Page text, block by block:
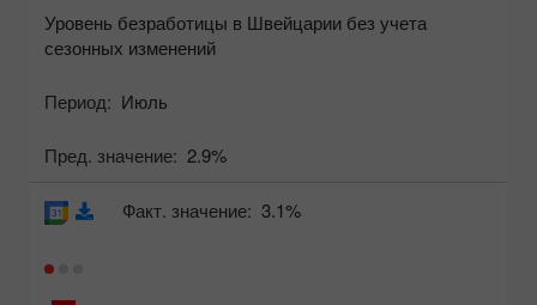
Уровень безработицы в Швейцарии без учета
сезонных изменений
Период: Июль
Пред. значение: 2.9%
Факт. значение: 3.1%